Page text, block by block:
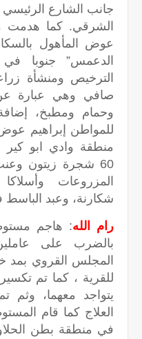
جانب الشارع الرئيسي
الشرقي. كما هدمت
عوض المأهول
الدعمس” جنوبا
الترخيص ومنشأة
صافي وهي عبارة
وحمام ومطبخ،
للمواطن إبراهيم
منطقة وادي ابو كير
60 شجرة زيتون
المزروعات
شكارنة، وعبد الباسط
رام الله: هاجم
بالضرب على
المجلس القروي بمد
للقرية ، كما تم
يتواجد معهما، وثم
العلاج كما قام
في منطقة بطن